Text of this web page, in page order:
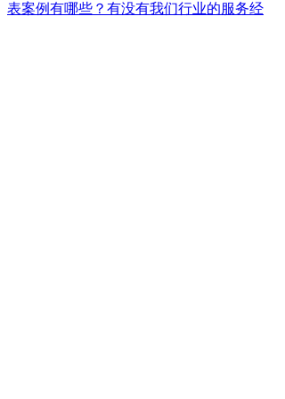
表案例有哪些？有没有我们行业的服务经